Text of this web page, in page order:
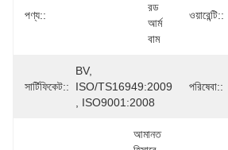
পণ্য::
রড
আর্ম
বাম
ওয়ারেন্টি::
সার্টিফিকেট::
BV,
ISO/TS16949:2009
, ISO9001:2008
পরিষেবা::
আমানত